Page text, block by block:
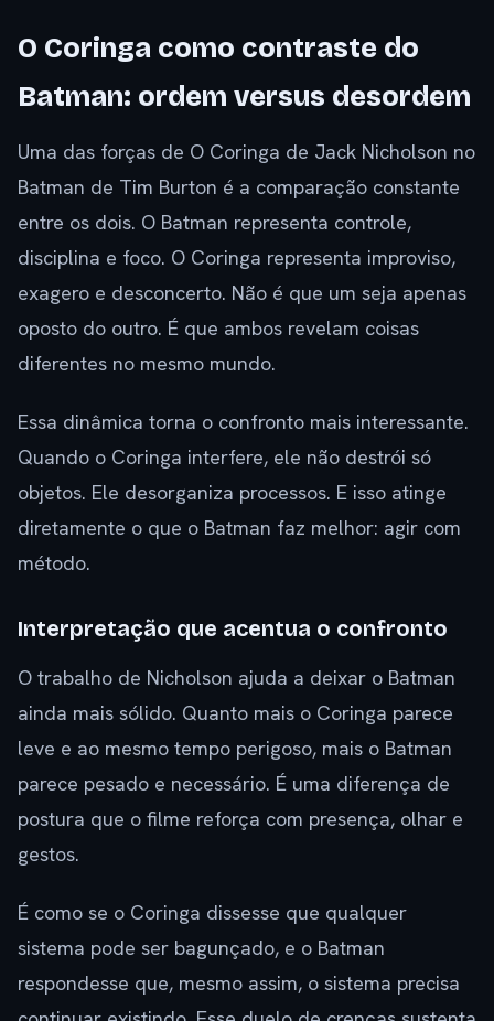
O Coringa como contraste do
Batman: ordem versus desordem
Uma das forças de O Coringa de Jack Nicholson no
Batman de Tim Burton é a comparação constante
entre os dois. O Batman representa controle,
disciplina e foco. O Coringa representa improviso,
exagero e desconcerto. Não é que um seja apenas
oposto do outro. É que ambos revelam coisas
diferentes no mesmo mundo.
Essa dinâmica torna o confronto mais interessante.
Quando o Coringa interfere, ele não destrói só
objetos. Ele desorganiza processos. E isso atinge
diretamente o que o Batman faz melhor: agir com
método.
Interpretação que acentua o confronto
O trabalho de Nicholson ajuda a deixar o Batman
ainda mais sólido. Quanto mais o Coringa parece
leve e ao mesmo tempo perigoso, mais o Batman
parece pesado e necessário. É uma diferença de
postura que o filme reforça com presença, olhar e
gestos.
É como se o Coringa dissesse que qualquer
sistema pode ser bagunçado, e o Batman
respondesse que, mesmo assim, o sistema precisa